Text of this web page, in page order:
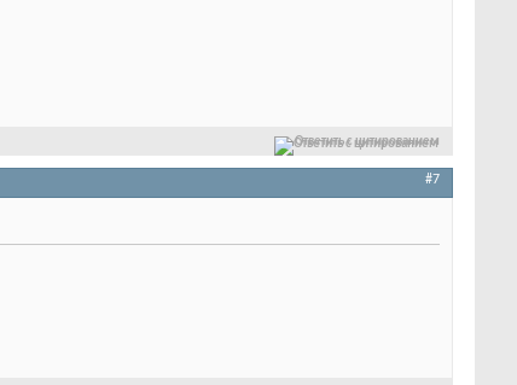
Ответить с цитированием
#7